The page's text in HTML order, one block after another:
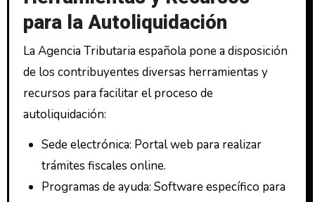
para la Autoliquidación
La Agencia Tributaria española pone a disposición
de los contribuyentes diversas herramientas y
recursos para facilitar el proceso de
autoliquidación:
Sede electrónica: Portal web para realizar
trámites fiscales online.
Programas de ayuda: Software específico para